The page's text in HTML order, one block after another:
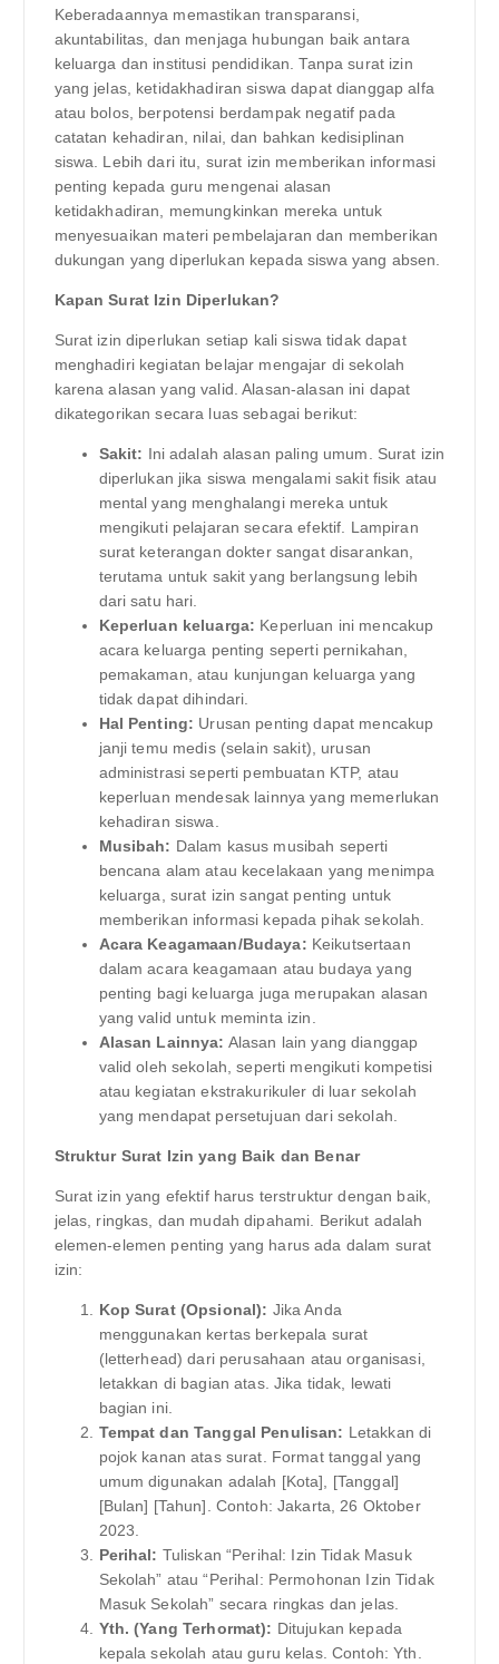
Keberadaannya memastikan transparansi,
akuntabilitas, dan menjaga hubungan baik antara
keluarga dan institusi pendidikan. Tanpa surat izin
yang jelas, ketidakhadiran siswa dapat dianggap alfa
atau bolos, berpotensi berdampak negatif pada
catatan kehadiran, nilai, dan bahkan kedisiplinan
siswa. Lebih dari itu, surat izin memberikan informasi
penting kepada guru mengenai alasan
ketidakhadiran, memungkinkan mereka untuk
menyesuaikan materi pembelajaran dan memberikan
dukungan yang diperlukan kepada siswa yang absen.
Kapan Surat Izin Diperlukan?
Surat izin diperlukan setiap kali siswa tidak dapat
menghadiri kegiatan belajar mengajar di sekolah
karena alasan yang valid. Alasan-alasan ini dapat
dikategorikan secara luas sebagai berikut:
Sakit: Ini adalah alasan paling umum. Surat izin
diperlukan jika siswa mengalami sakit fisik atau
mental yang menghalangi mereka untuk
mengikuti pelajaran secara efektif. Lampiran
surat keterangan dokter sangat disarankan,
terutama untuk sakit yang berlangsung lebih
dari satu hari.
Keperluan keluarga: Keperluan ini mencakup
acara keluarga penting seperti pernikahan,
pemakaman, atau kunjungan keluarga yang
tidak dapat dihindari.
Hal Penting: Urusan penting dapat mencakup
janji temu medis (selain sakit), urusan
administrasi seperti pembuatan KTP, atau
keperluan mendesak lainnya yang memerlukan
kehadiran siswa.
Musibah: Dalam kasus musibah seperti
bencana alam atau kecelakaan yang menimpa
keluarga, surat izin sangat penting untuk
memberikan informasi kepada pihak sekolah.
Acara Keagamaan/Budaya: Keikutsertaan
dalam acara keagamaan atau budaya yang
penting bagi keluarga juga merupakan alasan
yang valid untuk meminta izin.
Alasan Lainnya: Alasan lain yang dianggap
valid oleh sekolah, seperti mengikuti kompetisi
atau kegiatan ekstrakurikuler di luar sekolah
yang mendapat persetujuan dari sekolah.
Struktur Surat Izin yang Baik dan Benar
Surat izin yang efektif harus terstruktur dengan baik,
jelas, ringkas, dan mudah dipahami. Berikut adalah
elemen-elemen penting yang harus ada dalam surat
izin:
Kop Surat (Opsional): Jika Anda
menggunakan kertas berkepala surat
(letterhead) dari perusahaan atau organisasi,
letakkan di bagian atas. Jika tidak, lewati
bagian ini.
Tempat dan Tanggal Penulisan: Letakkan di
pojok kanan atas surat. Format tanggal yang
umum digunakan adalah [Kota], [Tanggal]
[Bulan] [Tahun]. Contoh: Jakarta, 26 Oktober
2023.
Perihal: Tuliskan “Perihal: Izin Tidak Masuk
Sekolah” atau “Perihal: Permohonan Izin Tidak
Masuk Sekolah” secara ringkas dan jelas.
Yth. (Yang Terhormat): Ditujukan kepada
kepala sekolah atau guru kelas. Contoh: Yth.